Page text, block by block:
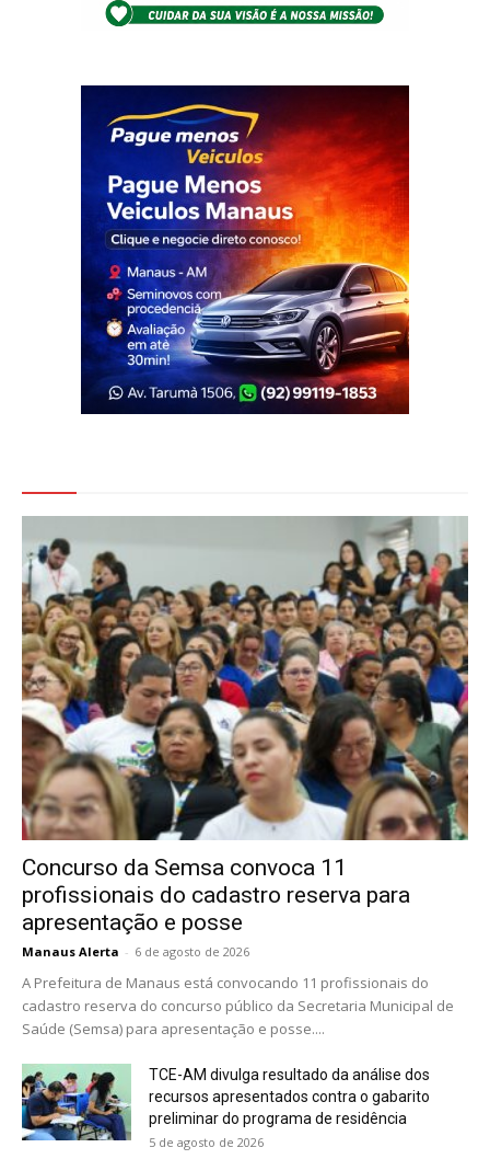
Concurso da Semsa convoca 11
profissionais do cadastro reserva para
apresentação e posse
Manaus Alerta - 6 de agosto de 2026
A Prefeitura de Manaus está convocando 11 profissionais do
cadastro reserva do concurso público da Secretaria Municipal de
Saúde (Semsa) para apresentação e posse....
TCE-AM divulga resultado da análise dos
recursos apresentados contra o gabarito
preliminar do programa de residência
5 de agosto de 2026